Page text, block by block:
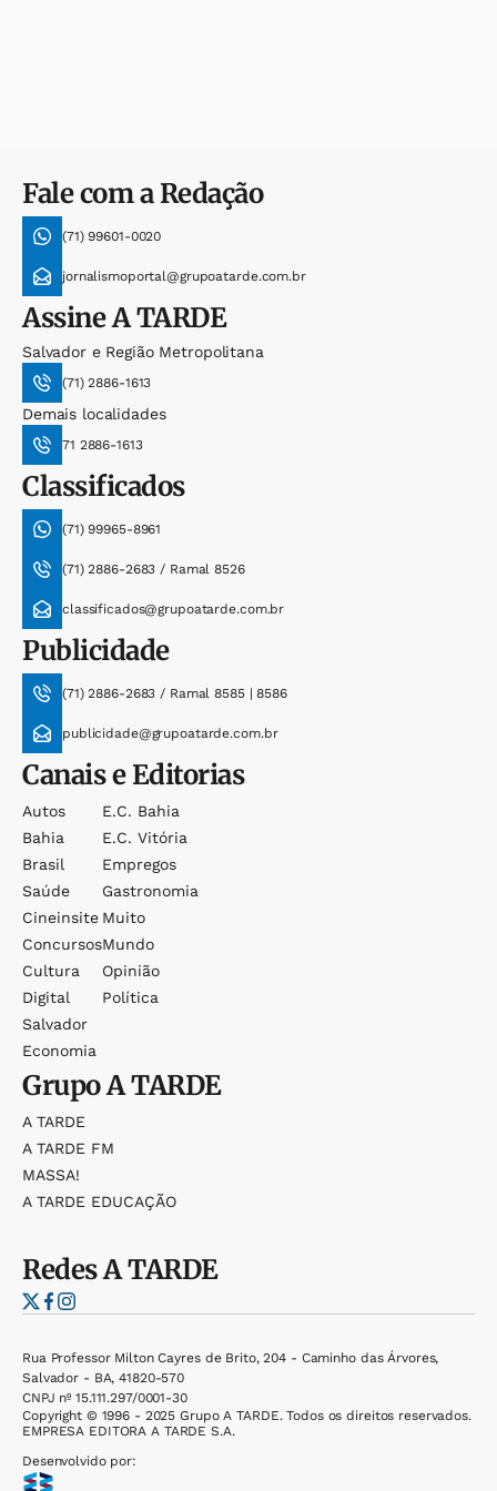
Fale com a Redação
(71) 99601-0020
jornalismoportal@grupoatarde.com.br
AssineA TARDE
Salvador e Região Metropolitana
(71) 2886-1613
Demais localidades
71 2886-1613
Classificados
(71) 99965-8961
(71) 2886-2683 / Ramal 8526
classificados@grupoatarde.com.br
Publicidade
(71) 2886-2683 / Ramal 8585 | 8586
publicidade@grupoatarde.com.br
Canais e Editorias
Autos
Bahia
Brasil
Saúde
Cineinsite
Concursos
Cultura
Digital
Salvador
Economia
E.c. Bahia
E.c. Vitória
Empregos
Gastronomia
Muito
Mundo
Opinião
Política
GrupoA TARDE
A TARDE
A TARDE FM
MASSA!
A TARDE EDUCAÇÃO
RedesA TARDE
Rua Professor Milton Cayres de Brito, 204 - Caminho das Árvores,
Salvador - BA, 41820-570
CNPJ nº 15.111.297/0001-30
Copyright © 1996 - 2025 Grupo A TARDE. Todos os direitos reservados.
EMPRESA EDITORA A TARDE S.A.
Desenvolvido por: